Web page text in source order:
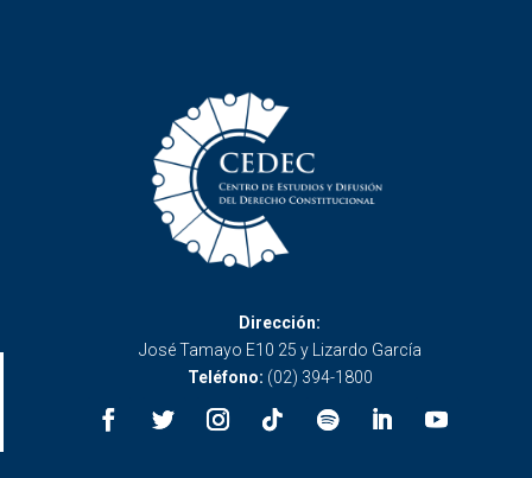
Dirección:
José Tamayo E10 25 y Lizardo García
Teléfono: (02) 394-1800